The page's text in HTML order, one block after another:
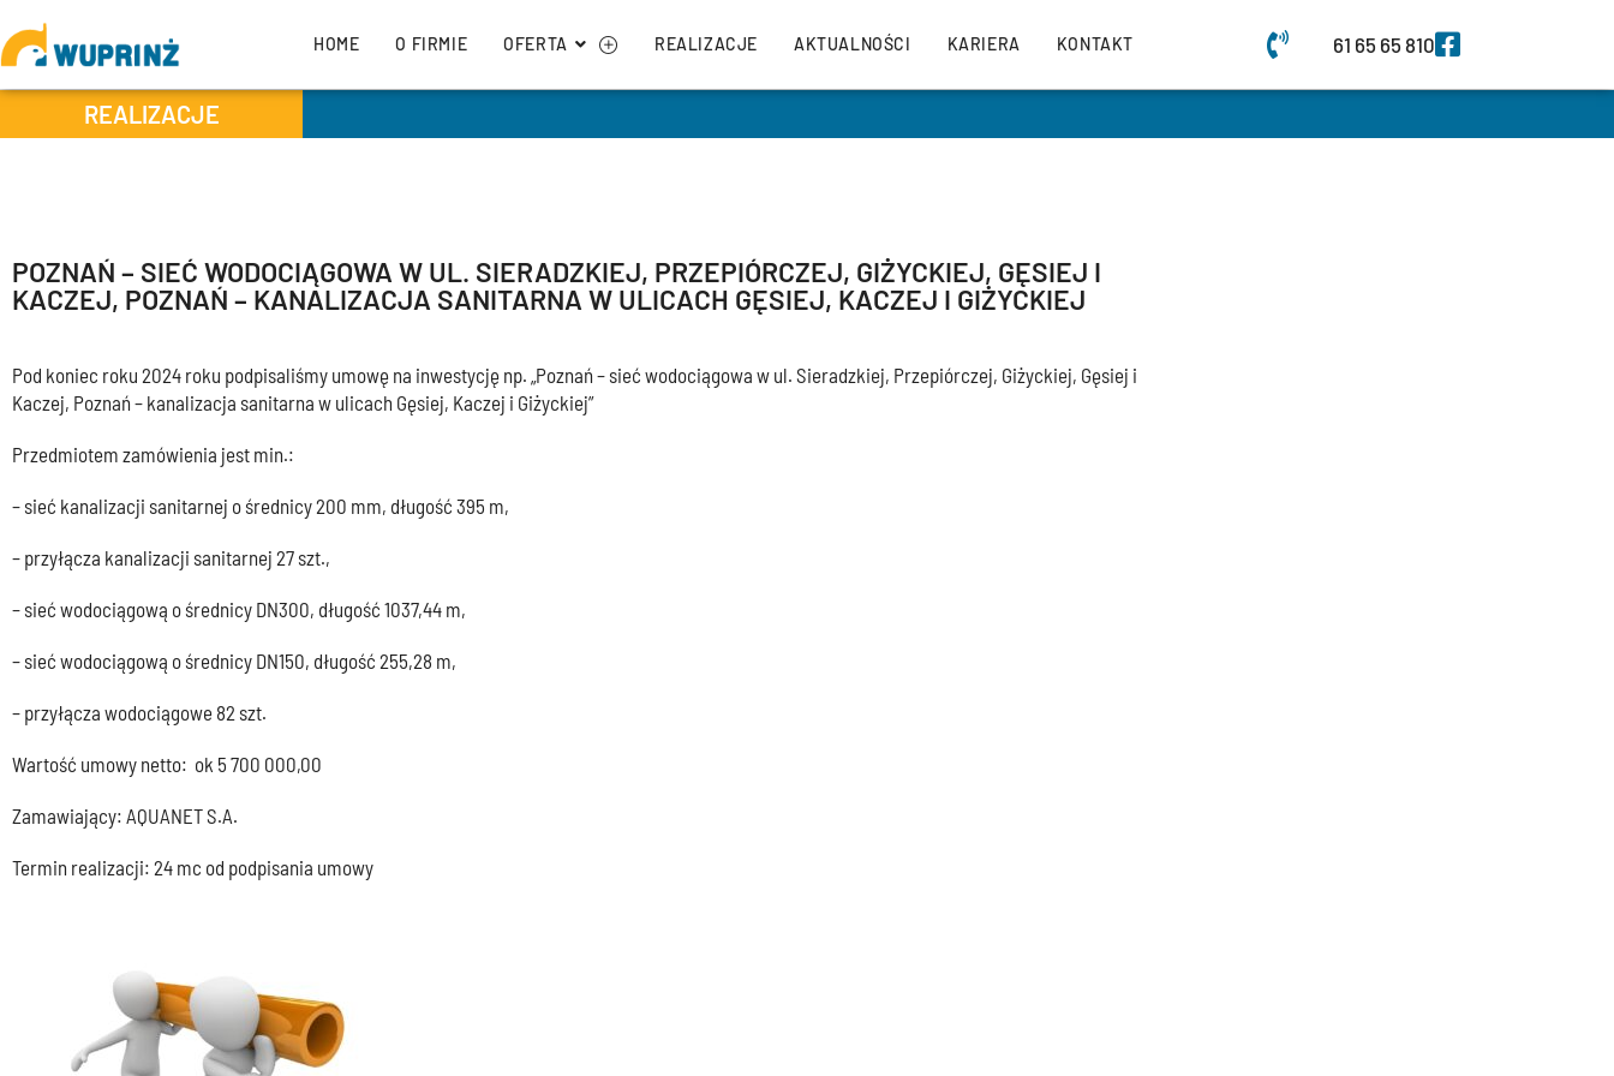
HOME O FIRMIE OFERTA REALIZACJE AKTUALNOŚCI KARIERA KONTAKT 61 65 65 810
REALIZACJE
POZNAŃ – SIEĆ WODOCIĄGOWA W UL. SIERADZKIEJ, PRZEPIÓRCZEJ, GIŻYCKIEJ, GĘSIEJ I
KACZEJ, POZNAŃ – KANALIZACJA SANITARNA W ULICACH GĘSIEJ, KACZEJ I GIŻYCKIEJ
Pod koniec roku 2024 roku podpisaliśmy umowę na inwestycję np. „Poznań – sieć wodociągowa w ul. Sieradzkiej, Przepiórczej, Giżyckiej, Gęsiej i
Kaczej, Poznań – kanalizacja sanitarna w ulicach Gęsiej, Kaczej i Giżyckiej”
Przedmiotem zamówienia jest min.:
– sieć kanalizacji sanitarnej o średnicy 200 mm, długość 395 m,
– przyłącza kanalizacji sanitarnej 27 szt.,
– sieć wodociągową o średnicy DN300, długość 1037,44 m,
– sieć wodociągową o średnicy DN150, długość 255,28 m,
– przyłącza wodociągowe 82 szt.
Wartość umowy netto: ok 5 700 000,00
Zamawiający: AQUANET S.A.
Termin realizacji: 24 mc od podpisania umowy